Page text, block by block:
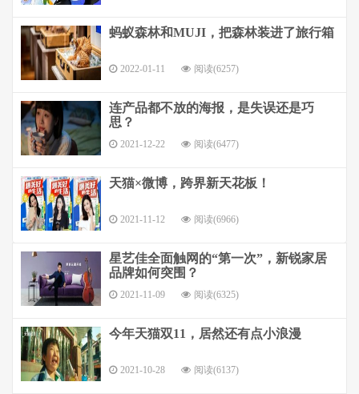
蚂蚁森林和MUJI，把森林装进了旅行箱
2022-01-11 阅读(6257)
连产品都不放的海报，是失误还是巧
思？
2021-12-22 阅读(6477)
天猫×微博，跨界新天花板！
2021-11-12 阅读(6966)
星艺佳全面触网的“第一次”，新锐家居
品牌如何突围？
2021-11-09 阅读(6325)
今年天猫双11，居然还有点小浪漫
2021-10-28 阅读(6137)